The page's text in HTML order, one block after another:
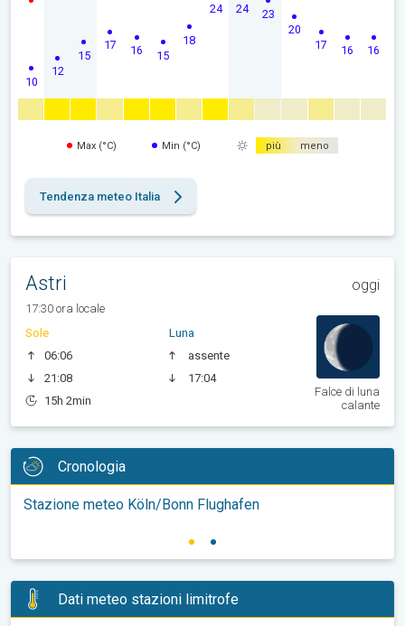
10
12
15
17 16 15
18
24 24 23
20
17 16 16
Max (°C) Min (°C) più meno
Tendenza meteo Italia
Astri oggi
17:30 ora locale
Sole
06:06
21:08
15h 2min
Luna
assente
17:04
Falce di luna
calante
Cronologia
Stazione meteo Köln/Bonn Flughafen
Dati meteo stazioni limitrofe